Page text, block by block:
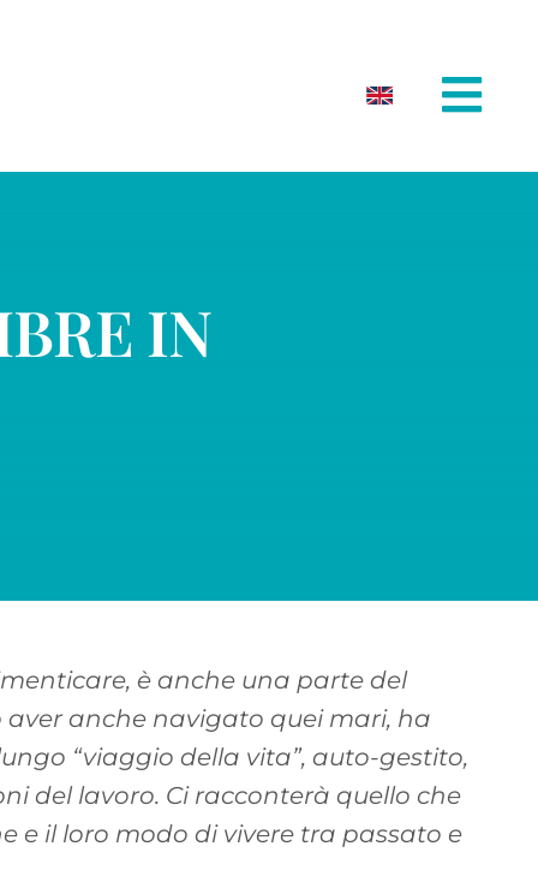
IN
è anche una parte del
aver anche navigato quei mari, ha
“viaggio della vita”, auto-gestito,
del lavoro. Ci racconterà quello che
e il loro modo di vivere tra passato e